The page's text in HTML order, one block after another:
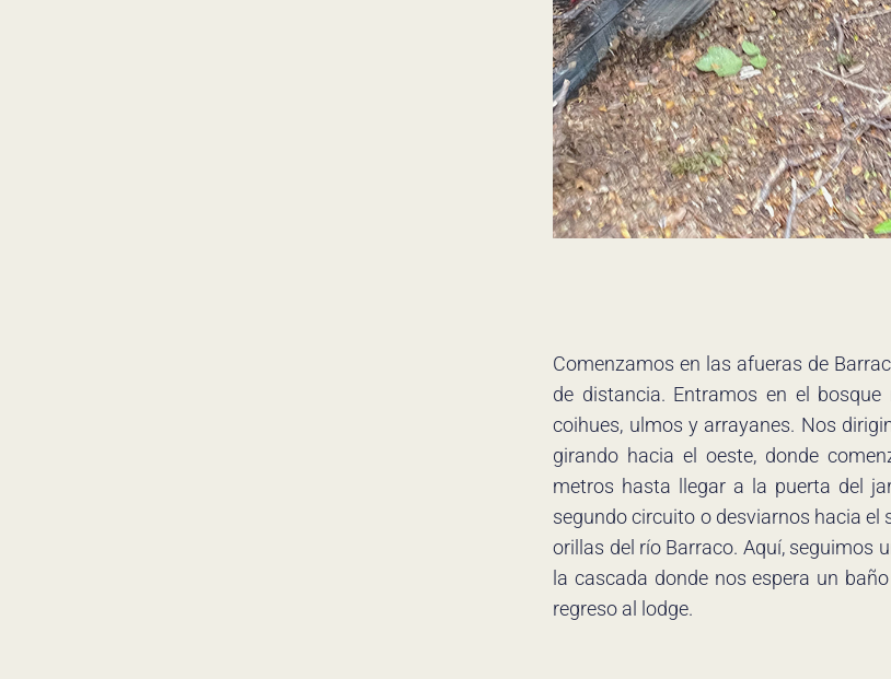
Comenzamos en las afueras de
de distancia. Entramos en el
coihues, ulmos y arrayanes. Nos
girando hacia el oeste, donde
metros hasta llegar a la puerta del
segundo circuito o desviarnos hacia el
orillas del río Barraco. Aquí, seguimos
la cascada donde nos espera un
regreso al lodge.